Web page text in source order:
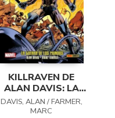
KILLRAVEN DE
ALAN DAVIS: LA
GUERRA DE LOS
MUNDOS
DAVIS, ALAN / FARMER,
MARC